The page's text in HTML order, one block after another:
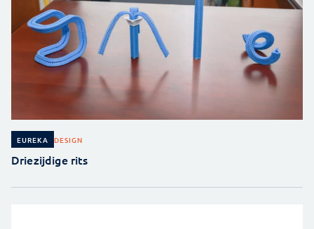
EUREKA DESIGN
Driezijdige rits